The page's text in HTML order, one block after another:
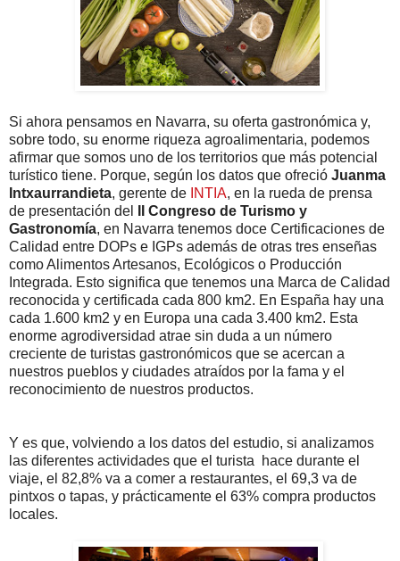
Si ahora pensamos en Navarra, su oferta gastronómica y,
sobre todo, su enorme riqueza agroalimentaria, podemos
afirmar que somos uno de los territorios que más potencial
turístico tiene. Porque, según los datos que ofreció Juanma
Intxaurrandieta, gerente de INTIA, en la rueda de prensa
de presentación del
II Congreso de Turismo y
Gastronomía, en Navarra tenemos doce Certificaciones de
Calidad entre DOPs e IGPs además de otras tres enseñas
como Alimentos Artesanos, Ecológicos o Producción
Integrada. Esto significa que tenemos una Marca de Calidad
reconocida y certificada cada 800 km2. En España hay una
cada 1.600 km2 y en Europa una cada 3.400 km2. Esta
enorme agrodiversidad atrae sin duda a un número
creciente de turistas gastronómicos que se acercan a
nuestros pueblos y ciudades atraídos por la fama y el
reconocimiento de nuestros productos.
Y es que, volviendo a los datos del estudio, si analizamos
las diferentes actividades que el turista hace durante el
viaje, el 82,8% va a comer a restaurantes, el 69,3 va de
pintxos o tapas, y prácticamente el 63% compra productos
locales.